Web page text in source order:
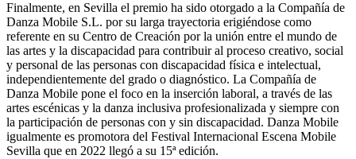
Finalmente, en Sevilla el premio ha sido otorgado a la Compañía de
Danza Mobile S.L. por su larga trayectoria erigiéndose como
referente en su Centro de Creación por la unión entre el mundo de
las artes y la discapacidad para contribuir al proceso creativo, social
y personal de las personas con discapacidad física e intelectual,
independientemente del grado o diagnóstico. La Compañía de
Danza Mobile pone el foco en la inserción laboral, a través de las
artes escénicas y la danza inclusiva profesionalizada y siempre con
la participación de personas con y sin discapacidad. Danza Mobile
igualmente es promotora del Festival Internacional Escena Mobile
Sevilla que en 2022 llegó a su 15ª edición.